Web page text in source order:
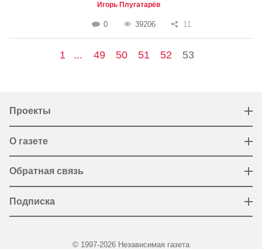
Игорь Плугатарёв
0 39206 11
1 ... 49 50 51 52 53
Проекты
О газете
Обратная связь
Подписка
© 1997-2026 Независимая газета